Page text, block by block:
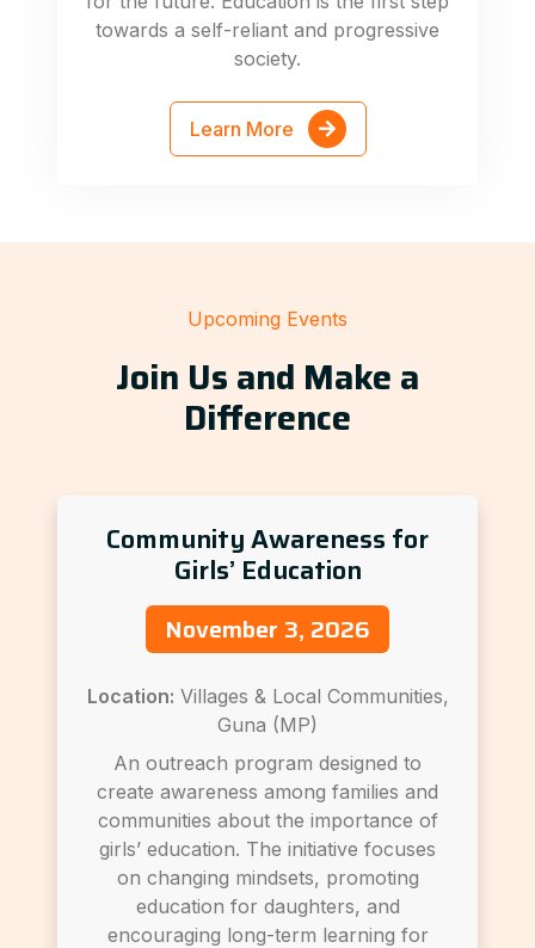
towards a self-reliant and progressive
society.
Learn More
Upcoming Events
Join Us and Make a
Difference
Community Awareness for
Girls’ Education
November 3, 2026
Location: Villages & Local Communities,
Guna (MP)
An outreach program designed to
create awareness among families and
communities about the importance of
girls’ education. The initiative focuses
on changing mindsets, promoting
education for daughters, and
encouraging long-term learning for